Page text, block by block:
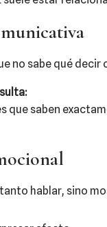
no sabe qué decir
que saben
hablar, sino